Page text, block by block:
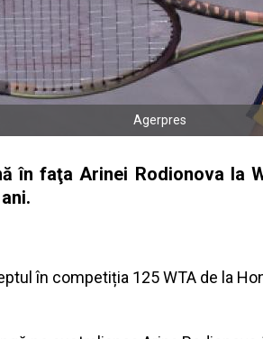
Agerpres
în faţa Arinei Rodionova la
în competiția 125 WTA de la